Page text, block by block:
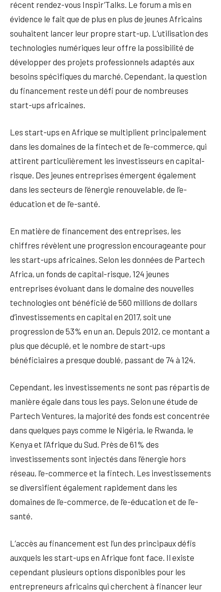
récent rendez-vous Inspir’Talks. Le forum a mis en
évidence le fait que de plus en plus de jeunes Africains
souhaitent lancer leur propre start-up. L’utilisation des
technologies numériques leur offre la possibilité de
développer des projets professionnels adaptés aux
besoins spécifiques du marché. Cependant, la question
du financement reste un défi pour de nombreuses
start-ups africaines.
Les start-ups en Afrique se multiplient principalement
dans les domaines de la fintech et de l’e-commerce, qui
attirent particulièrement les investisseurs en capital-
risque. Des jeunes entreprises émergent également
dans les secteurs de l’énergie renouvelable, de l’e-
éducation et de l’e-santé.
En matière de financement des entreprises, les
chiffres révèlent une progression encourageante pour
les start-ups africaines. Selon les données de Partech
Africa, un fonds de capital-risque, 124 jeunes
entreprises évoluant dans le domaine des nouvelles
technologies ont bénéficié de 560 millions de dollars
d’investissements en capital en 2017, soit une
progression de 53% en un an. Depuis 2012, ce montant a
plus que décuplé, et le nombre de start-ups
bénéficiaires a presque doublé, passant de 74 à 124.
Cependant, les investissements ne sont pas répartis de
manière égale dans tous les pays. Selon une étude de
Partech Ventures, la majorité des fonds est concentrée
dans quelques pays comme le Nigéria, le Rwanda, le
Kenya et l’Afrique du Sud. Près de 61% des
investissements sont injectés dans l’énergie hors
réseau, l’e-commerce et la fintech. Les investissements
se diversifient également rapidement dans les
domaines de l’e-commerce, de l’e-éducation et de l’e-
santé.
L’accès au financement est l’un des principaux défis
auxquels les start-ups en Afrique font face. Il existe
cependant plusieurs options disponibles pour les
entrepreneurs africains qui cherchent à financer leur